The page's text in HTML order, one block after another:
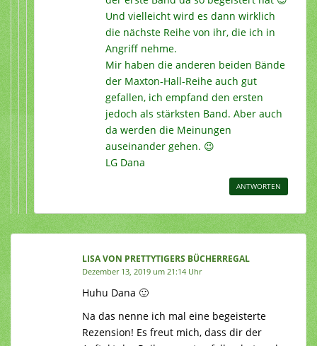
Und vielleicht wird es dann wirklich
die nächste Reihe von ihr, die ich in
Angriff nehme.
Mir haben die anderen beiden Bände
der Maxton-Hall-Reihe auch gut
gefallen, ich empfand den ersten
jedoch als stärksten Band. Aber auch
da werden die Meinungen
auseinander gehen. 😉
LG Dana
ANTWORTEN
LISA VON PRETTYTIGERS BÜCHERREGAL
Dezember 13, 2019 um 21:14 Uhr
Huhu Dana 🙂
Na das nenne ich mal eine begeisterte
Rezension! Es freut mich, dass dir der